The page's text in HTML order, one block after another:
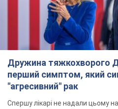
Дружина тяжкохворого
перший симптом, який
"агресивний" рак
Спершу лікарі не надали цьому